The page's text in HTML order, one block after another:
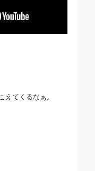
えてくるなぁ。